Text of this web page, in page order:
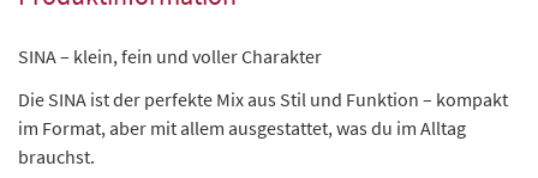
SINA – klein, fein und voller Charakter
Die SINA ist der perfekte Mix aus Stil und Funktion – kompakt
im Format, aber mit allem ausgestattet, was du im Alltag
brauchst.